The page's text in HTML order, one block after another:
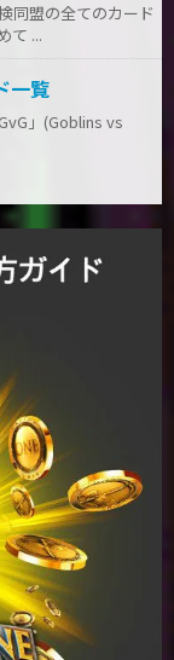
同盟の全てのカード
て ...
一覧
」(Goblins vs